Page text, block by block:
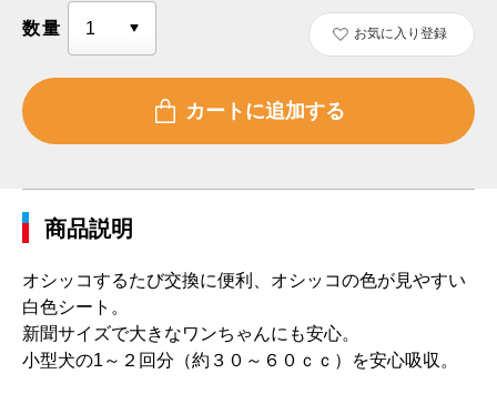
数量 お気に入り登録
商品説明
オシッコするたび交換に便利、オシッコの色が見やすい
白色シート。
新聞サイズで大きなワンちゃんにも安心。
小型犬の1～２回分（約３０～６０ｃｃ）を安心吸収。